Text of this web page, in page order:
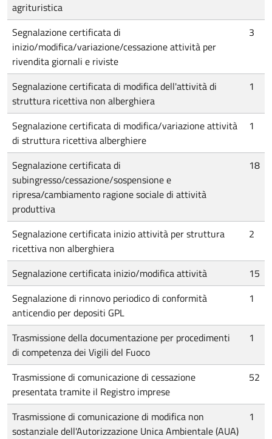
agrituristica
Segnalazione certificata di
inizio/modifica/variazione/cessazione attività per
rivendita giornali e riviste
3
Segnalazione certificata di modifica dell'attività di
struttura ricettiva non alberghiera
1
Segnalazione certificata di modifica/variazione attività
di struttura ricettiva alberghiere
1
Segnalazione certificata di
subingresso/cessazione/sospensione e
ripresa/cambiamento ragione sociale di attività
produttiva
18
Segnalazione certificata inizio attività per struttura
ricettiva non alberghiera
2
Segnalazione certificata inizio/modifica attività
15
Segnalazione di rinnovo periodico di conformità
anticendio per depositi GPL
1
Trasmissione della documentazione per procedimenti
di competenza dei Vigili del Fuoco
1
Trasmissione di comunicazione di cessazione
presentata tramite il Registro imprese
52
Trasmissione di comunicazione di modifica non
sostanziale dell'Autorizzazione Unica Ambientale (AUA)
1